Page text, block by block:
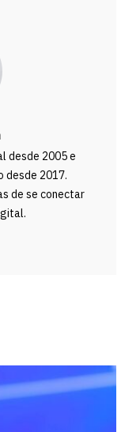
desde 2005 e
desde 2017.
de se conectar